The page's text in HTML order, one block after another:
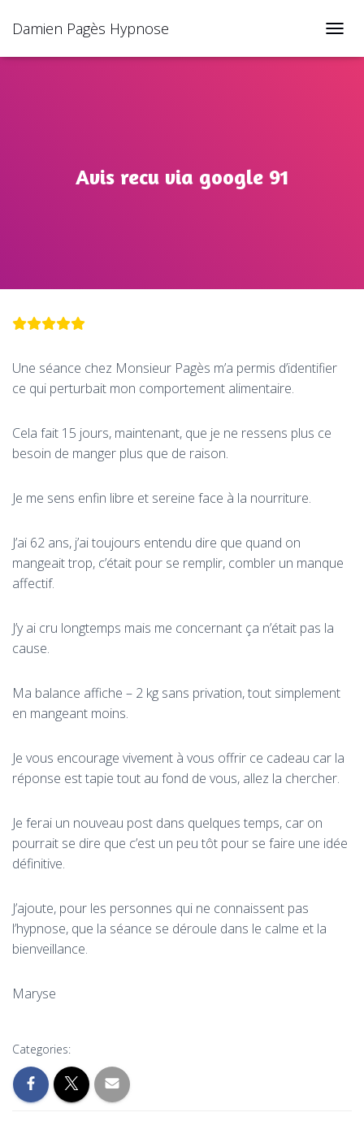
Damien Pagès Hypnose
Avis recu via google 91
Une séance chez Monsieur Pagès m’a permis d’identifier
ce qui perturbait mon comportement alimentaire.
Cela fait 15 jours, maintenant, que je ne ressens plus ce
besoin de manger plus que de raison.
Je me sens enfin libre et sereine face à la nourriture.
J’ai 62 ans, j’ai toujours entendu dire que quand on
mangeait trop, c’était pour se remplir, combler un manque
affectif.
J’y ai cru longtemps mais me concernant ça n’était pas la
cause.
Ma balance affiche – 2 kg sans privation, tout simplement
en mangeant moins.
Je vous encourage vivement à vous offrir ce cadeau car la
réponse est tapie tout au fond de vous, allez la chercher.
Je ferai un nouveau post dans quelques temps, car on
pourrait se dire que c’est un peu tôt pour se faire une idée
définitive.
J’ajoute, pour les personnes qui ne connaissent pas
l’hypnose, que la séance se déroule dans le calme et la
bienveillance.
Maryse
Categories: